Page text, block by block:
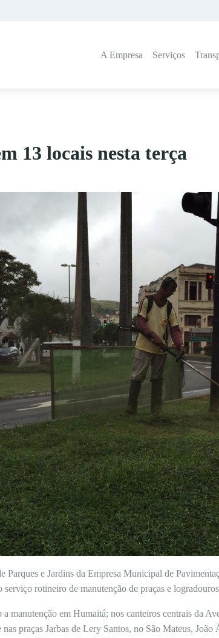
A Empresa Serviços
13 locais nesta terça
Parques e Jardins da Empresa Municipal de
rotineiro de manutenção de praças e
manutenção em Humaitá; nos canteiros centrais da
praças Jarbas de Lery Santos, no São Mateus,